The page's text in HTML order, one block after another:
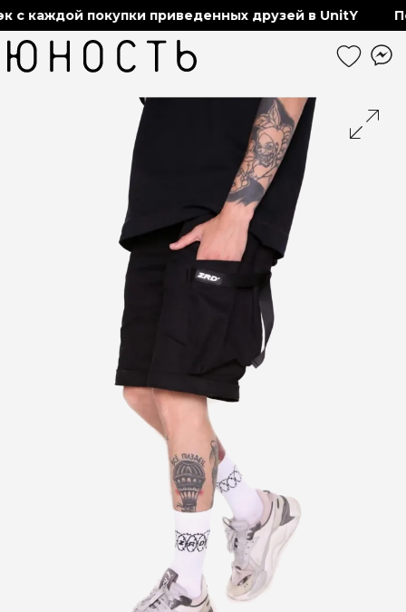
каждой покупки приведенных друзей в UnitY